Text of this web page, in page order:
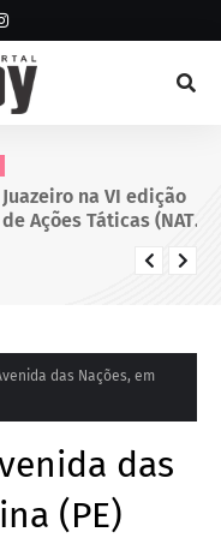
na VI edição
Ações Táticas (NAT-
das Nações, em
das
(PE)